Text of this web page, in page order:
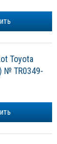
Toyota
№ TR0349-